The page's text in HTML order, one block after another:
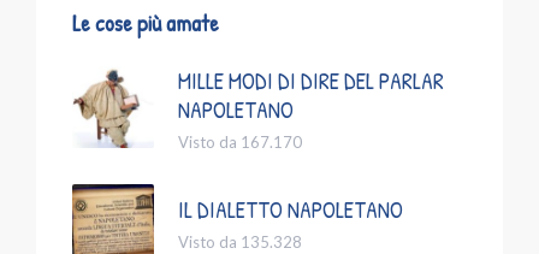
Le cose più amate
MILLE MODI DI DIRE DEL PARLAR
NAPOLETANO
Visto da 167.170
IL DIALETTO NAPOLETANO
Visto da 135.328